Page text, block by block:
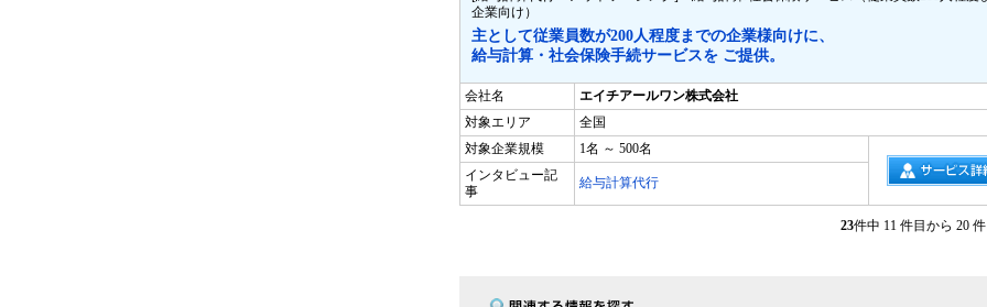
企業向け）
主として従業員数が200人程度までの企業様向けに、
給与計算・社会保険手続サービスを ご提供。
会社名
エイチアールワン株式会社
対象エリア
全国
対象企業規模
1名 ～ 500名
インタビュー記
事
給与計算代行
23件中 11 件目から 20